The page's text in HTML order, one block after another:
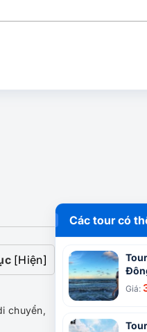
[Hiện]
chuyển,
Các tour có
Giá: